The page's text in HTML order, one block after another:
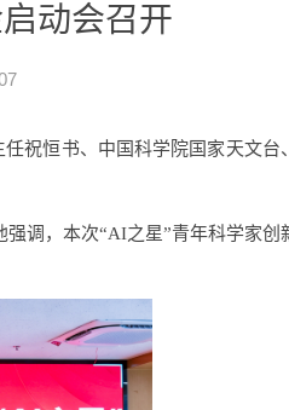
动会召开
祝恒书、中国科学院国家天文台
强调，本次“AI之星”青年科学家创